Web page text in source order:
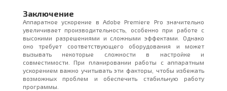
Заключение
Аппаратное ускорение в Adobe Premiere Pro значительно
увеличивает производительность, особенно при работе с
высокими разрешениями и сложными эффектами. Однако
оно требует соответствующего оборудования и может
вызывать некоторые сложности в настройке и
совместимости. При планировании работы с аппаратным
ускорением важно учитывать эти факторы, чтобы избежать
возможных проблем и обеспечить стабильную работу
программы.